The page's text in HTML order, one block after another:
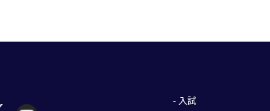
- 入試